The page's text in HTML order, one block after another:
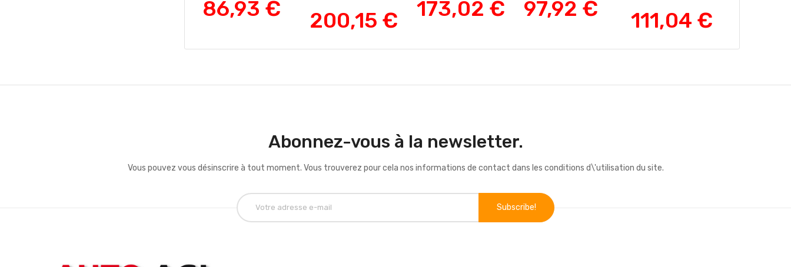
86,93 € 200,15 € 173,02 € 97,92 € 111,04 €
Abonnez-vous à la newsletter.
Vous pouvez vous désinscrire à tout moment. Vous trouverez pour cela nos informations de contact dans les conditions d\'utilisation du site.